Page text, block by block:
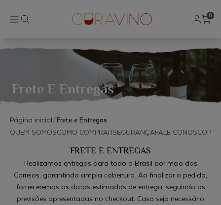
0
Frete E Entregas
Página inicial/Frete e Entregas
QUEM SOMOSCOMO COMPRARSEGURANÇAFALE CONOSCO
FRETE E ENTREGAS
Realizamos entregas para todo o Brasil por meio dos
Correios, garantindo ampla cobertura. Ao finalizar o pedido,
forneceremos as datas estimadas de entrega, seguindo as
previsões apresentadas no checkout. Caso seja necessário